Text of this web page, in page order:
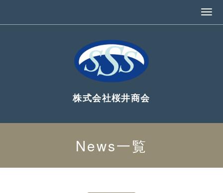
株式会社桜井商会
News一覧